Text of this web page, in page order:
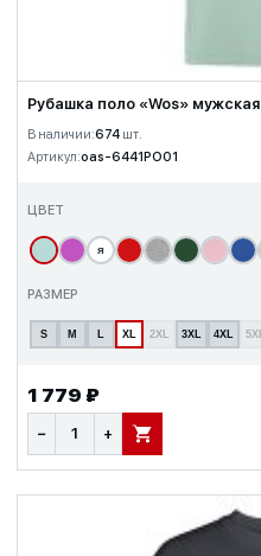
Рубашка поло «Wos» мужская
В наличии:674 шт.
Артикул:oas-6441PO01
ЦВЕТ
я
РАЗМЕР
S M XL 2XL 3XL 4XL 5XL
1 779 ₽
− + В КОРЗИНУ